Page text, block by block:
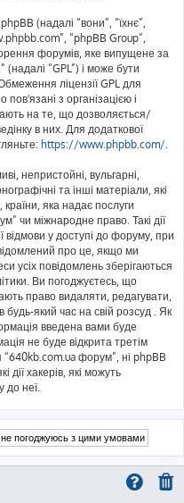
(надалі “вони”, “їхнє”,
“phpBB Group”,
форумів, яке випущене за
” (надалі “GPL”) і може бути
ліцензії GPL для
з організацією і
на те, що дозволяється/
в них. Для додаткової
https://www.phpbb.com/.
непристойні, вульгарні,
та інші матеріали, які
яка надає послуги
чи міжнародне право. Такі дії
відмови у доступі до форуму, при
про це, якщо ми
усіх повідомлень зберігаються
Ви погоджуєтесь, що
право видаляти, редагувати,
який час на свій розсуд . Як
введена вами буде
не буде відкрита третім
“640kb.com.ua форум”, ні phpBB
дії хакерів, які можуть
до неї.